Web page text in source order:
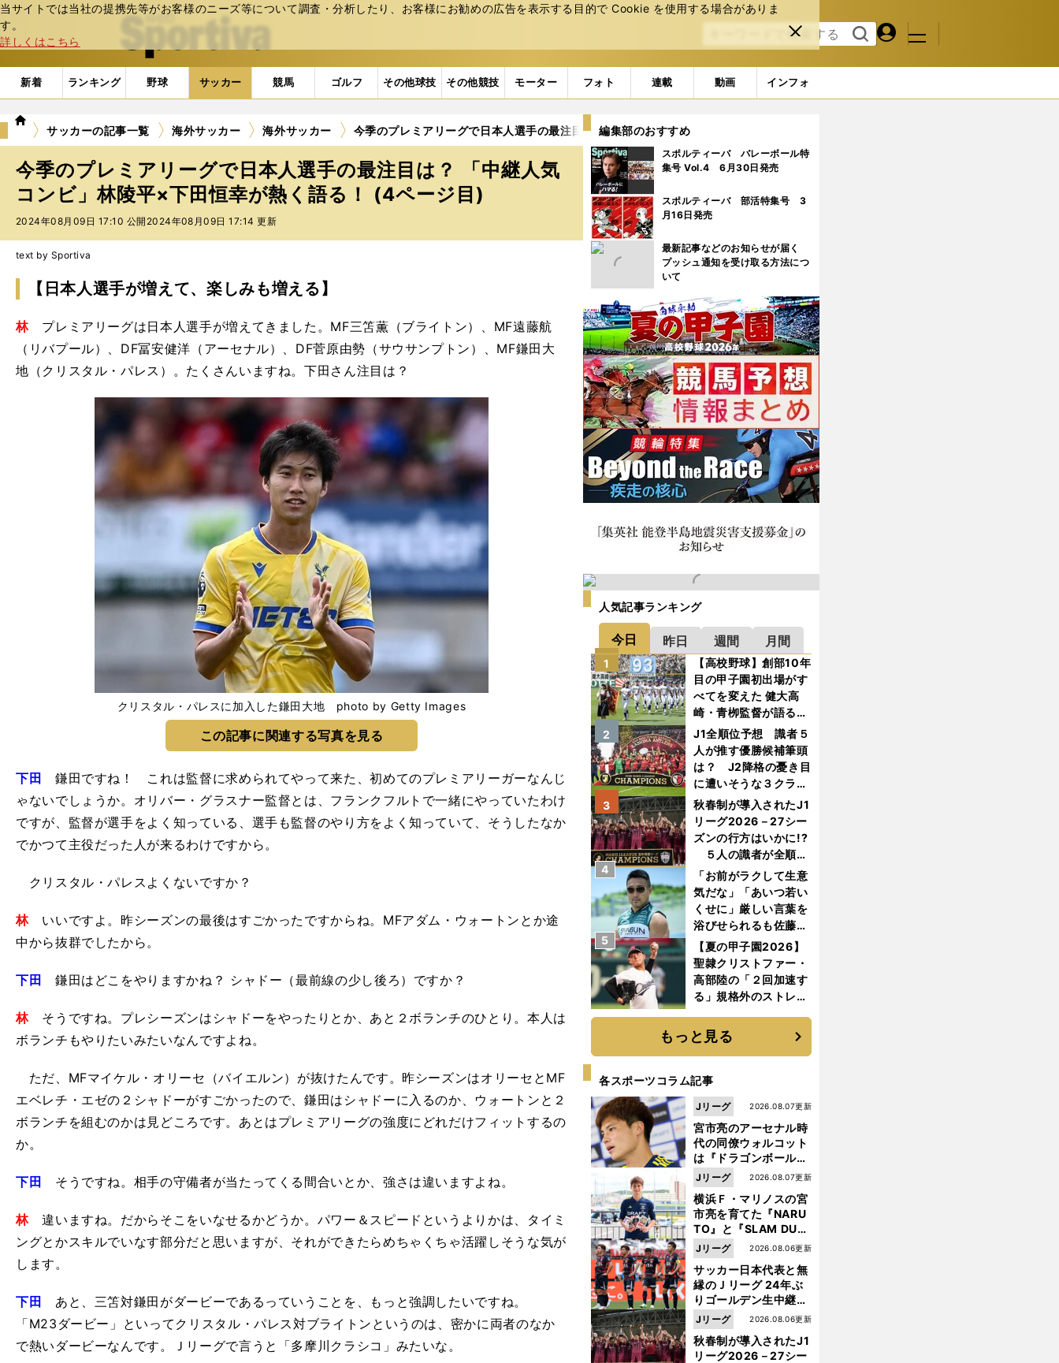
当サイトでは当社の提携先等がお客様のニーズ等について調査・分析したり、お客様にお勧めの広告を表⽰する⽬的で Cookie を使⽤する場合がありま
す。
詳しくはこちら
閉じ
る
web Sportiva (webスポルティーバ)
検索
る
マイペ
ジ
メニュ
新着 ランキング 野球 サッカー 競馬 ゴルフ その他球技 その他競技 モーター フォト 連載 動画 インフォ
we
ポ
ル
ィ
ー
バ
サッカーの記事一覧 海外サッカー 海外サッカー 今季のプレミアリーグで日本人選手の最注目は？ 「中継人気コンビ」林陵平×下田恒幸が熱く語る！
今季のプレミアリーグで日本人選手の最注目は？ 「中継人気
コンビ」林陵平×下田恒幸が熱く語る！ (4ページ目)
2024年08月09日 17:10 公開 2024年08月09日 17:14 更新
text by Sportiva
【日本人選手が増えて、楽しみも増える】
林プレミアリーグは日本人選手が増えてきました。MF三笘薫（ブライトン）、MF遠藤航
（リバプール）、DF冨安健洋（アーセナル）、DF菅原由勢（サウサンプトン）、MF鎌田大
地（クリスタル・パレス）。たくさんいますね。下田さん注目は？
クリスタル・パレスに加入した鎌田大地 photo by Getty Images
この記事に関連する写真を見る
下田
鎌田ですね！ これは監督に求められてやって来た、初めてのプレミアリーガーなんじ
ゃないでしょうか。オリバー・グラスナー監督とは、フランクフルトで一緒にやっていたわけ
ですが、監督が選手をよく知っている、選手も監督のやり方をよく知っていて、そうしたなか
でかつて主役だった人が来るわけですから。
クリスタル・パレスよくないですか？
林いいですよ。昨シーズンの最後はすごかったですからね。MFアダム・ウォートンとか途
中から抜群でしたから。
下田 鎌田はどこをやりますかね？ シャドー（最前線の少し後ろ）ですか？
林そうですね。プレシーズンはシャドーをやったりとか、あと２ボランチのひとり。本人は
ボランチもやりたいみたいなんですよね。
ただ、MFマイケル・オリーセ（バイエルン）が抜けたんです。昨シーズンはオリーセとMF
エベレチ・エゼの２シャドーがすごかったので、鎌田はシャドーに入るのか、ウォートンと２
ボランチを組むのかは見どころです。あとはプレミアリーグの強度にどれだけフィットするの
か。
下田 そうですね。相手の守備者が当たってくる間合いとか、強さは違いますよね。
林違いますね。だからそこをいなせるかどうか。パワー＆スピードというよりかは、タイミ
ングとかスキルでいなす部分だと思いますが、それができたらめちゃくちゃ活躍しそうな気が
します。
下田
あと、三笘対鎌田がダービーであるっていうことを、もっと強調したいですね。
「M23ダービー」といってクリスタル・パレス対ブライトンというのは、密かに両者のなか
で熱いダービーなんです。Ｊリーグで言うと「多摩川クラシコ」みたいな。
編集部のおすすめ
スポルティーバ バレーボール特
集号 Vol.4 6月30日発売
スポルティーバ 部活特集号 3
月16日発売
最新記事などのお知らせが届く
プッシュ通知を受け取る方法につ
いて
人気記事ランキング
今日 昨日 週間 月間
【高校野球】創部10年
目の甲子園初出場がす
べてを変えた 健大高
崎・青栁監督が語る
「機動破壊」はこうし
て生まれた
1
J1全順位予想 識者５
人が推す優勝候補筆頭
は？ J2降格の憂き目
に遭いそうな３クラブ
とは？
2
秋春制が導入されたJ1
リーグ2026－27シー
ズンの行方はいかに!?
５人の識者が全順位
を大胆予想
3
「お前がラクして生意
気だな」「あいつ若い
くせに」厳しい言葉を
浴びせられるも佐藤慎
太郎が貫いた誇りとフ
ァンへの思い
4
【夏の甲子園2026】
聖隷クリストファー・
高部陸の「２回加速す
る」規格外のストレー
く大学進学を選ぶ理由
5
もっと見る
各スポーツコラム記事
宮市亮のアーセナル時
代の同僚ウォルコット
は『ドラゴンボール』
が大好き ポドルスキは
日向小次郎に憧れてい
た
2026.08.07更新
Jリーグ
横浜Ｆ・マリノスの宮
市亮を育てた『NARU
TO』と『SLAM DUN
K』 中京大中京の同
級生・木原龍一は"ジ
ャンプ係"だった
2026.08.07更新
Jリーグ
サッカー日本代表と無
縁のＪリーグ 24年ぶ
りゴールデン生中継の
開幕戦でヘタな試合は
見せられない
2026.08.06更新
Jリーグ
秋春制が導入されたJ1
リーグ2026－27シー
2026.08.06更新
Jリーグ